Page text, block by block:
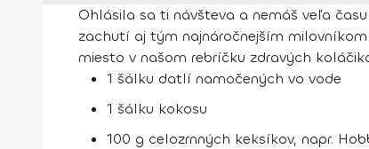
Ohlásila sa ti návšteva a nemáš veľa
zachutí aj tým najnáročnejším
miesto v našom rebríčku zdravých
1 šálku datlí namočených vo vode
1 šálku kokosu
100 g celozrnných keksíkov, napr.